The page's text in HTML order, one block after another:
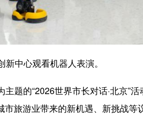
中心观看机器人表演。
题的“2026世界市长对话·北京”
旅游业带来的新机遇、新挑战